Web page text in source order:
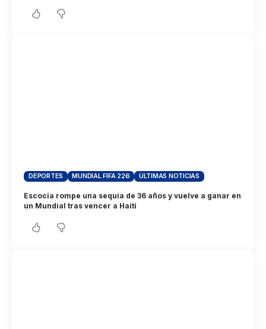
DEPORTES MUNDIAL FIFA 226 ÚLTIMAS NOTICIAS
Escocia rompe una sequía de 36 años y vuelve a ganar en
un Mundial tras vencer a Haití